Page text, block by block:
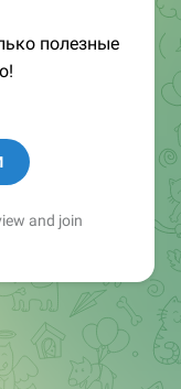
полезные
and join